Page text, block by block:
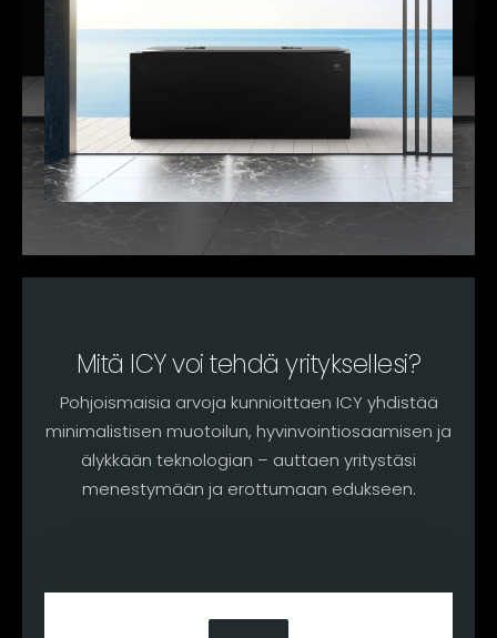
Mitä ICY voi tehdä yrityksellesi?
Pohjoismaisia arvoja kunnioittaen ICY yhdistää
minimalistisen muotoilun, hyvinvointiosaamisen ja
älykkään teknologian – auttaen yritystäsi
menestymään ja erottumaan edukseen.